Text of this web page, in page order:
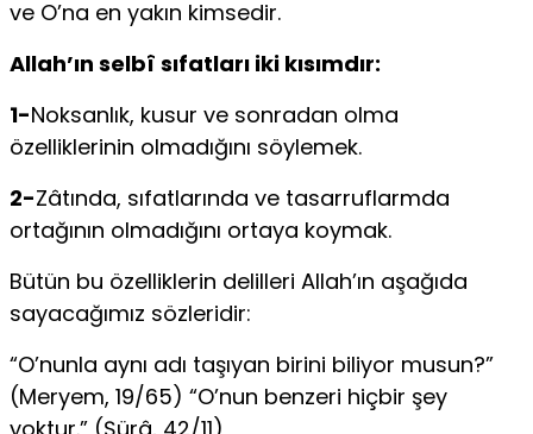
ve O’na en yakın kimsedir.
Allah’ın selbî sıfatları iki kısımdır:
1-Noksanlık, kusur ve sonradan olma
özelliklerinin olmadığını söylemek.
2-Zâtında, sıfatlarında ve tasarruflarmda
ortağının olmadığını ortaya koymak.
Bütün bu özelliklerin delilleri Allah’ın aşağıda
sayacağımız sözleridir:
“O’nunla aynı adı taşıyan birini biliyor musun?”
(Meryem, 19/65) “O’nun benzeri hiçbir şey